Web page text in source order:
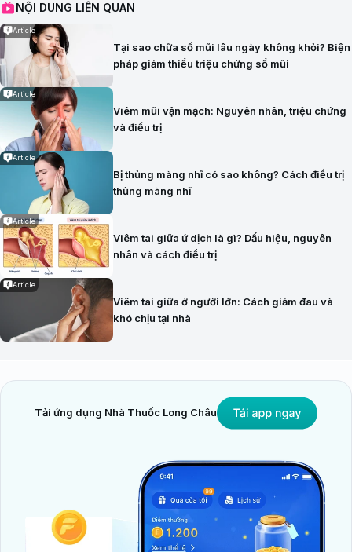
NỘI DUNG LIÊN QUAN
Article
Tại sao chữa sổ mũi lâu ngày không khỏi? Biện
pháp giảm thiểu triệu chứng sổ mũi
Article
Viêm mũi vận mạch: Nguyên nhân, triệu chứng
và điều trị
Article
Bị thủng màng nhĩ có sao không? Cách điều trị
thủng màng nhĩ
Article
Viêm tai giữa ứ dịch là gì? Dấu hiệu, nguyên
nhân và cách điều trị
Article
Viêm tai giữa ở người lớn: Cách giảm đau và
khó chịu tại nhà
Tải ứng dụng Nhà Thuốc Long Châu